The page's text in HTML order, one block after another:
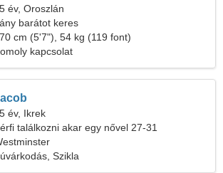
év, Oroszlán
barátot keres
cm (5'7"), 54 kg (119 font)
kapcsolat
év, Ikrek
találkozni akar egy nővel 27-31
Szikla